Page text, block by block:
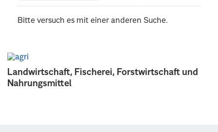
Landwirtschaft, Fischerei, Forstwirtschaft und
Nahrungsmittel
Bitte versuch es mit einer anderen Suche.